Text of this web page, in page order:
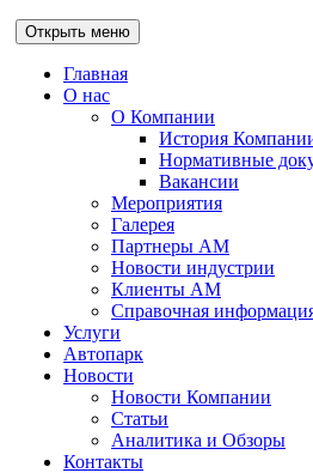
Открыть меню
Главная
О нас
О Компании
История
Нормативные
Вакансии
Мероприятия
Галерея
Партнеры АМ
Новости индустрии
Клиенты АМ
Справочная
Услуги
Автопарк
Новости
Новости Компании
Статьи
Аналитика и Обзоры
Контакты